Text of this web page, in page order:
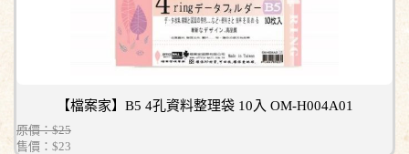
【檔案家】B5 4孔資料整理袋 10入 OM-H004A01
原價：$25
售價： $23